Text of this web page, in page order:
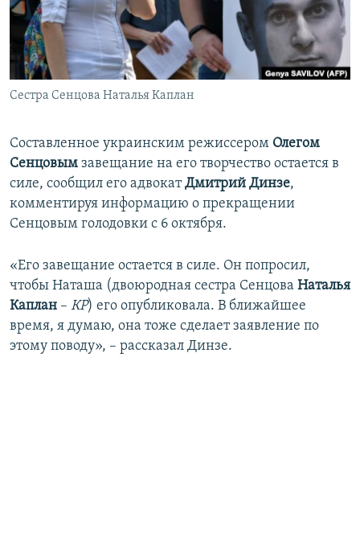
ПОБЕДИТЕЛЕЙ НЕ СУДЯТ?
КРЫМ.НЕПОКОРЕННЫЙ
ELIFBE
УКРАИНСКАЯ ПРОБЛЕМА КРЫМА
ПРИСОЕДИНЯЙТЕСЬ!
Сестра Сенцова Наталья Каплан
Составленное украинским режиссером Олегом
Сенцовым завещание на его творчество остается в
силе, сообщил его адвокатДмитрий Динзе,
комментируя информацию о прекращении
Сенцовым голодовки с 6 октября.
«Его завещание остается в силе. Он попросил,
чтобы Наташа (двоюродная сестра Сенцова Наталья
Каплан – КР) его опубликовала. В ближайшее
время, я думаю, она тоже сделает заявление по
этому поводу», – рассказал Динзе.